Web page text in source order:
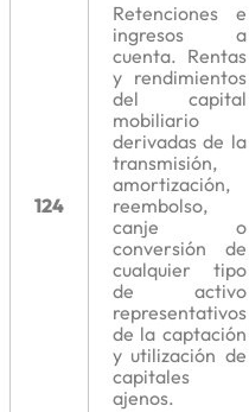
124
Retenciones e
ingresos a
cuenta. Rentas
y rendimientos
del capital
mobiliario
derivadas de la
transmisión,
amortización,
reembolso,
canje o
conversión de
cualquier tipo
de activo
representativos
de la captación
y utilización de
capitales
ajenos.